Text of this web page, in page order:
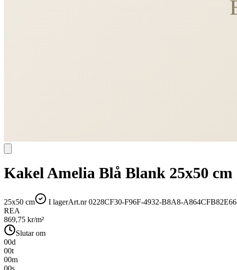
Kakel Amelia Blå Blank 25x50 cm
25x50 cm I lagerArt.nr0228CF30-F96F-4932-B8A8-A864CFB82E66
REA
869,75 kr/m²
Slutar om
00d
00t
00m
00s